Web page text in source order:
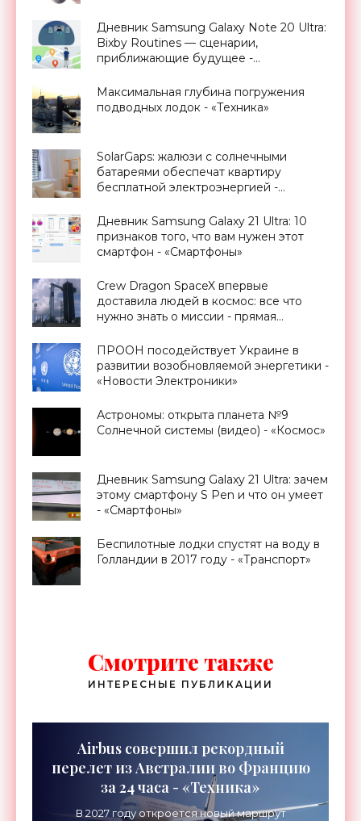
Дневник Samsung Galaxy Note 20 Ultra:
Bixby Routines — сценарии,
приближающие будущее -
Максимальная глубина погружения
подводных лодок - «Техника»
SolarGaps: жалюзи с солнечными
батареями обеспечат квартиру
бесплатной электроэнергией -
Дневник Samsung Galaxy 21 Ultra: 10
признаков того, что вам нужен этот
смартфон - «Смартфоны»
Crew Dragon SpaceX впервые
доставила людей в космос: все что
нужно знать о миссии - прямая
ПРООН посодействует Украине в
развитии возобновляемой энергетики -
«Новости Электроники»
Астрономы: открыта планета №9
Солнечной системы (видео) - «Космос»
Дневник Samsung Galaxy 21 Ultra: зачем
этому смартфону S Pen и что он умеет
- «Смартфоны»
Беспилотные лодки спустят на воду в
Голландии в 2017 году - «Транспорт»
Смотрите также
ИНТЕРЕСНЫЕ ПУБЛИКАЦИИ
Airbus совершил рекордный
перелет из Австралии во Францию
за 24 часа - «Техника»
В 2027 году откроется новый маршрут